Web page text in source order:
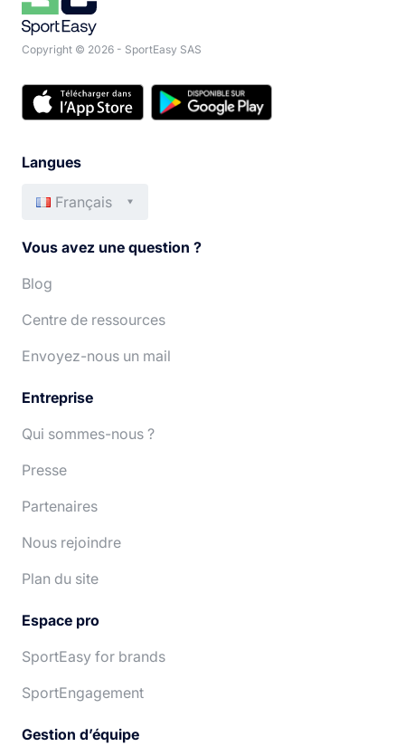
Copyright © 2026 - SportEasy SAS
Langues
Français
Deutsch
Italiano
Vous avez une question ?
Blog
Centre de ressources
Envoyez-nous un mail
Entreprise
Qui sommes-nous ?
Presse
Partenaires
Nous rejoindre
Plan du site
Espace pro
SportEasy for brands
SportEngagement
Gestion d’équipe